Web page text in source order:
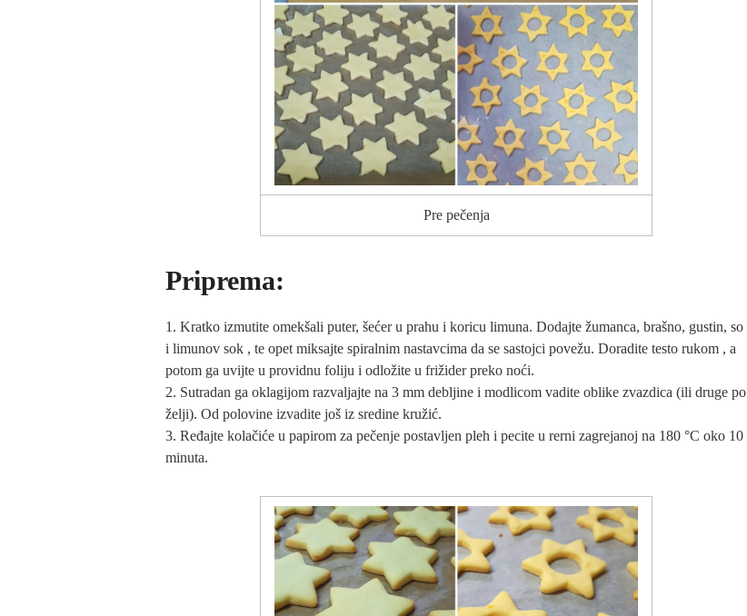
Pre pečenja
Priprema:
1. Kratko izmutite omekšali puter, šećer u prahu i koricu limuna. Dodajte žumanca, brašno, gustin, so
i limunov sok , te opet miksajte spiralnim nastavcima da se sastojci povežu. Doradite testo rukom , a
potom ga uvijte u providnu foliju i odložite u frižider preko noći.
2. Sutradan ga oklagijom razvaljajte na 3 mm debljine i modlicom vadite oblike zvazdica (ili druge po
želji). Od polovine izvadite još iz sredine kružić.
3. Ređajte kolačiće u papirom za pečenje postavljen pleh i pecite u rerni zagrejanoj na 180 °C oko 10
minuta.